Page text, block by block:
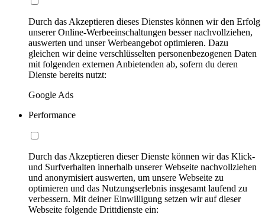
Durch das Akzeptieren dieses Dienstes können wir den Erfolg
unserer Online-Werbeeinschaltungen besser nachvollziehen,
auswerten und unser Werbeangebot optimieren. Dazu
gleichen wir deine verschlüsselten personenbezogenen Daten
mit folgenden externen Anbietenden ab, sofern du deren
Dienste bereits nutzt:
Google Ads
Performance
Durch das Akzeptieren dieser Dienste können wir das Klick-
und Surfverhalten innerhalb unserer Webseite nachvollziehen
und anonymisiert auswerten, um unsere Webseite zu
optimieren und das Nutzungserlebnis insgesamt laufend zu
verbessern. Mit deiner Einwilligung setzen wir auf dieser
Webseite folgende Drittdienste ein: